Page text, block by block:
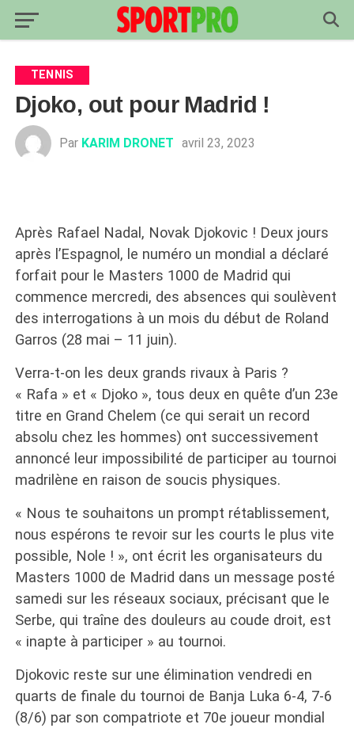
TENNIS
Djoko, out pour Madrid !
Par KARIM DRONET avril 23, 2023
Après Rafael Nadal, Novak Djokovic ! Deux jours
après l’Espagnol, le numéro un mondial a déclaré
forfait pour le Masters 1000 de Madrid qui
commence mercredi, des absences qui soulèvent
des interrogations à un mois du début de Roland
Garros (28 mai – 11 juin).
Verra-t-on les deux grands rivaux à Paris ?
« Rafa » et « Djoko », tous deux en quête d’un 23e
titre en Grand Chelem (ce qui serait un record
absolu chez les hommes) ont successivement
annoncé leur impossibilité de participer au tournoi
madrilène en raison de soucis physiques.
« Nous te souhaitons un prompt rétablissement,
nous espérons te revoir sur les courts le plus vite
possible, Nole ! », ont écrit les organisateurs du
Masters 1000 de Madrid dans un message posté
samedi sur les réseaux sociaux, précisant que le
Serbe, qui traîne des douleurs au coude droit, est
« inapte à participer » au tournoi.
Djokovic reste sur une élimination vendredi en
quarts de finale du tournoi de Banja Luka 6-4, 7-6
(8/6) par son compatriote et 70e joueur mondial